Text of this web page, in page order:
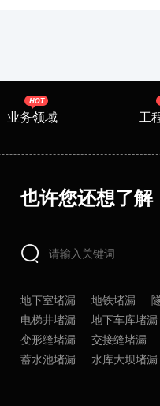
业务领域 工
也许您还想了解
地下室堵漏 地铁堵漏
电梯井堵漏
地下车库堵漏
变形缝堵漏
交接缝堵漏
蓄水池堵漏
水库大坝堵漏